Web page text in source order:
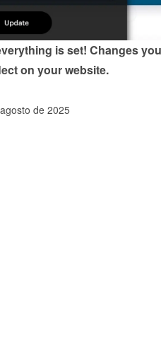
is set! Changes
on your website.
de 2025